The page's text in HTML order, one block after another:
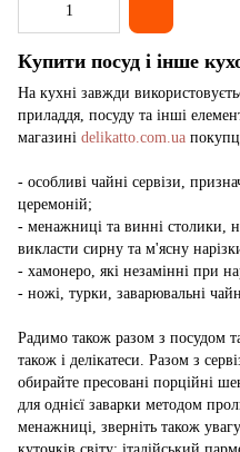
Купити посуд і інше
На кухні завжди
приладдя, посуду та інші
магазині delikatto.com.ua
- особливі чайні сервізи,
церемоній;
- менажниці та винні столики,
викласти сирну та м'ясну
- хамонеро, які незамінні при
- ножі, турки, заварювальні
Радимо також разом з посудом
також і делікатеси. Разом з
обирайте пресовані порційні
для однієї заварки методом
менажниці, зверніть також